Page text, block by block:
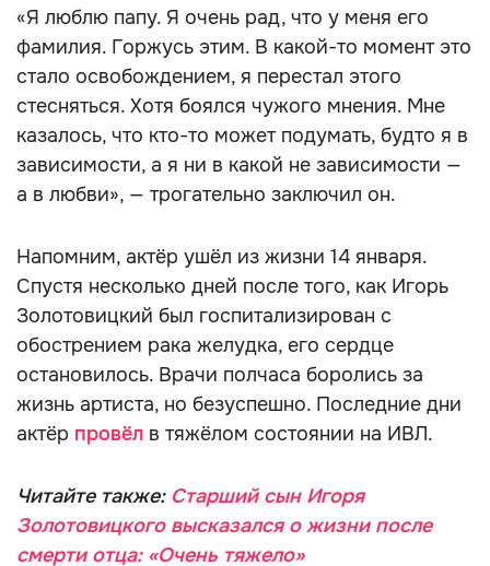
«Я люблю папу. Я очень рад, что у меня его
фамилия. Горжусь этим. В какой-то момент это
стало освобождением, я перестал этого
стесняться. Хотя боялся чужого мнения. Мне
казалось, что кто-то может подумать, будто я в
зависимости, а я ни в какой не зависимости —
а в любви», — трогательно заключил он.
Напомним, актёр ушёл из жизни 14 января.
Спустя несколько дней после того, как Игорь
Золотовицкий был госпитализирован с
обострением рака желудка, его сердце
остановилось. Врачи полчаса боролись за
жизнь артиста, но безуспешно. Последние дни
актёр провёл в тяжёлом состоянии на ИВЛ.
Читайте также: Старший сын Игоря
Золотовицкого высказался о жизни после
смерти отца: «Очень тяжело»